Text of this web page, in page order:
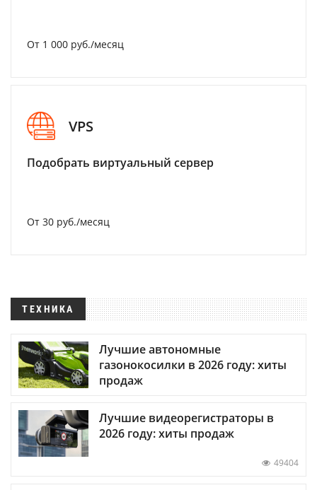
От 1 000 руб./месяц
VPS
Подобрать виртуальный сервер
От 30 руб./месяц
ТЕХНИКА
Лучшие автономные
газонокосилки в 2026 году: хиты
продаж
Лучшие видеорегистраторы в
2026 году: хиты продаж
49404